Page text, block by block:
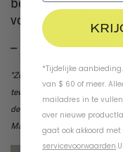
voorraden of
– Team Thousand
*Zolang de voorraad strekt.
tewerkstelling bij een
de VS. Gratis koeriershelmen
Maximaal één helm per e-
*Tijdelijke
van $ 60 of meer.
mailadres in te
over nieuwe
gaat ook akkoord met
servicevoorwaarden.